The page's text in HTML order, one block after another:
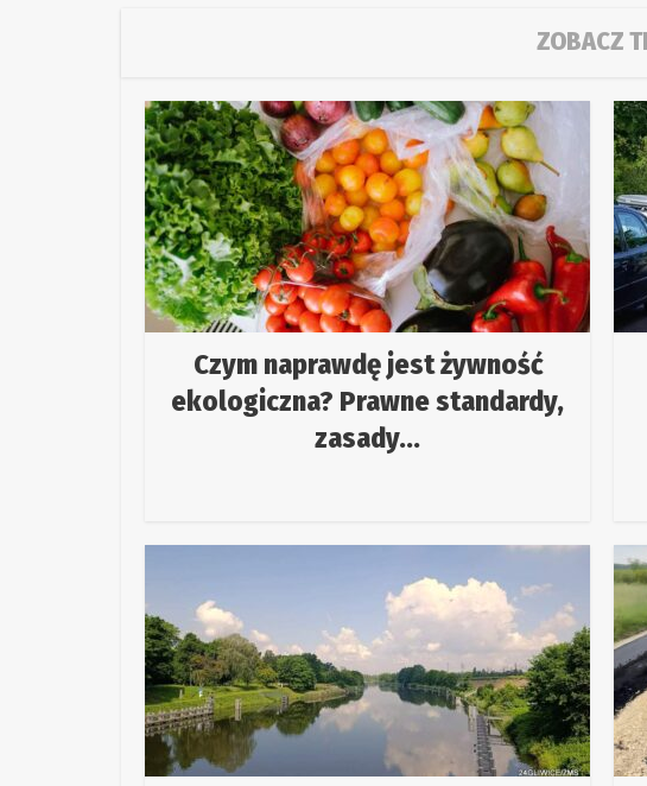
ZOBACZ
Czym naprawdę jest żywność
ekologiczna? Prawne standardy,
zasady...